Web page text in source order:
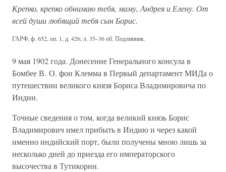
Крепко, крепко обнимаю тебя, маму, Андрея и Елену. От
всей души любящий тебя сын Борис.
ГАРФ, ф. 652, оп. 1, д. 426, л. 35–36 об. Подлинник.
9 мая 1902 года. Донесение Генерального консула в
Бомбее В. О. фон Клемма в Первый департамент МИДа о
путешествии великого князя Бориса Владимировича по
Индии.
Точные сведения о том, когда великий князь Борис
Владимирович имел прибыть в Индию и через какой
именно индийский порт, были получены мною лишь за
несколько дней до приезда его императорского
высочества в Тутикорин.